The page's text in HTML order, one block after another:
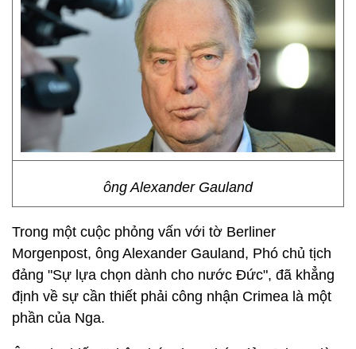
ông Alexander Gauland
Trong một cuộc phỏng vấn với tờ Berliner
Morgenpost, ông Alexander Gauland, Phó chủ tịch
đảng "Sự lựa chọn dành cho nước Đức", đã khẳng
định về sự cần thiết phải công nhận Crimea là một
phần của Nga.